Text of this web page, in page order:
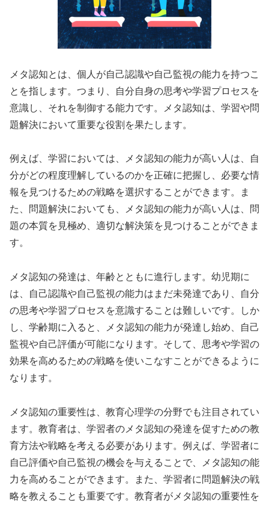
メタ認知とは、個人が自己認識や自己監視の能力を持つこ
とを指します。つまり、自分自身の思考や学習プロセスを
意識し、それを制御する能力です。メタ認知は、学習や問
題解決において重要な役割を果たします。
例えば、学習においては、メタ認知の能力が高い人は、自
分がどの程度理解しているのかを正確に把握し、必要な情
報を見つけるための戦略を選択することができます。ま
た、問題解決においても、メタ認知の能力が高い人は、問
題の本質を見極め、適切な解決策を見つけることができま
す。
メタ認知の発達は、年齢とともに進行します。幼児期に
は、自己認識や自己監視の能力はまだ未発達であり、自分
の思考や学習プロセスを意識することは難しいです。しか
し、学齢期に入ると、メタ認知の能力が発達し始め、自己
監視や自己評価が可能になります。そして、思考や学習の
効果を高めるための戦略を使いこなすことができるように
なります。
メタ認知の重要性は、教育心理学の分野でも注目されてい
ます。教育者は、学習者のメタ認知の発達を促すための教
育方法や戦略を考える必要があります。例えば、学習者に
自己評価や自己監視の機会を与えることで、メタ認知の能
力を高めることができます。また、学習者に問題解決の戦
略を教えることも重要です。教育者がメタ認知の重要性を